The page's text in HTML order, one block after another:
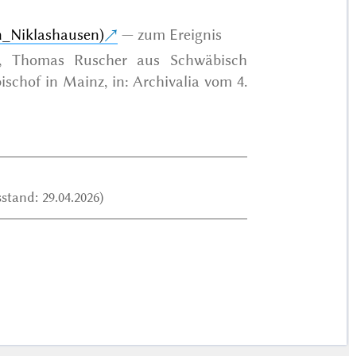
zum Ereignis
Thomas Ruscher aus Schwäbisch
in Mainz, in: Archivalia vom 4.
29.04.2026)